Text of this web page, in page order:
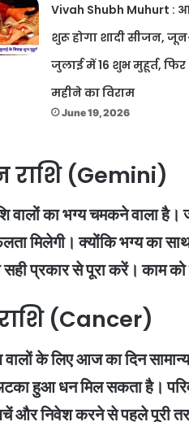
Vivah Shubh Muhurt :
शुरू होगा शादी सीजन,
जुलाई में 16 शुभ मुहूर्त, फिर
महीने का विराम
June 19, 2026
राशि (Gemini)
वालों का भग्य चमकने वाला
मिलेगी। क्योंकि भग्य का साथ
प्रकार से पूरा करें। काम को
(Cancer)
वालों के लिए आज का दिन
हुआ धन मिल सकता है।
और निवेश करने से पहले पूरी